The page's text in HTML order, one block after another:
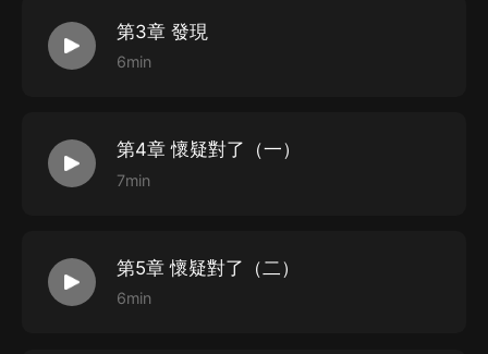
第3章 發現
6min
第4章 懷疑對了（一）
7min
第5章 懷疑對了（二）
6min